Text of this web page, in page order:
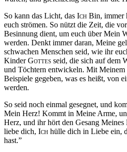
So kann das Licht, das Ich Bin, immer
euch strömen. So nützt die Zeit, die
Besinnung dient, um euch über Mein
werden. Denkt immer daran, Meine
schwachen Menschen seid, wie ihr
KinderGottes seid, die sich auf dem
und Töchtern entwickeln. Mit Meinem
Beispiele gegeben, was es heißt, von
werden.
So seid noch einmal gesegnet, und
Mein Herz! Kommt in Meine Arme,
Herz, und ihr hört den Gesang
liebe dich, Ich hülle dich in Liebe ein,
hast.”